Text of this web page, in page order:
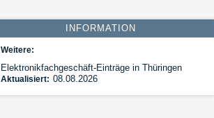
INFORMATION
Weitere:
Elektronikfachgeschäft-Einträge in Thüringen
Aktualisiert: 08.08.2026